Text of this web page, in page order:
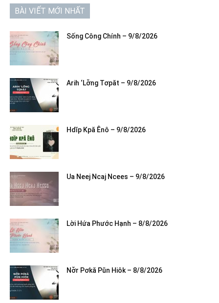
BÀI VIẾT MỚI NHẤT
Sống Công Chính – 9/8/2026
Arih ‘Lơ̆ng Tơpăt – 9/8/2026
Hdĭp Kpă Ênô – 9/8/2026
Ua Neej Ncaj Ncees – 9/8/2026
Lời Hứa Phước Hạnh – 8/8/2026
Nơ̆r Pơkă Pŭn Hiôk – 8/8/2026